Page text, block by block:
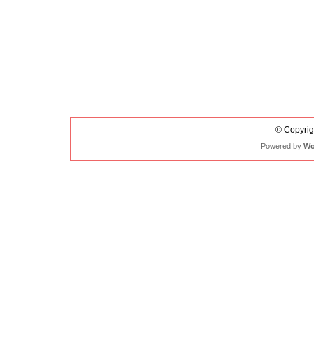
©
Powered by